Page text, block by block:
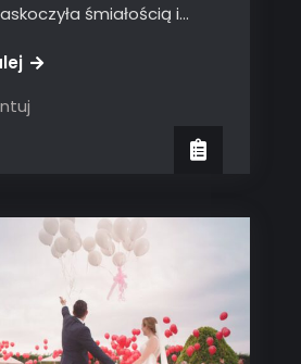
śmiałością i…
on
Moda
Trendy
na
co